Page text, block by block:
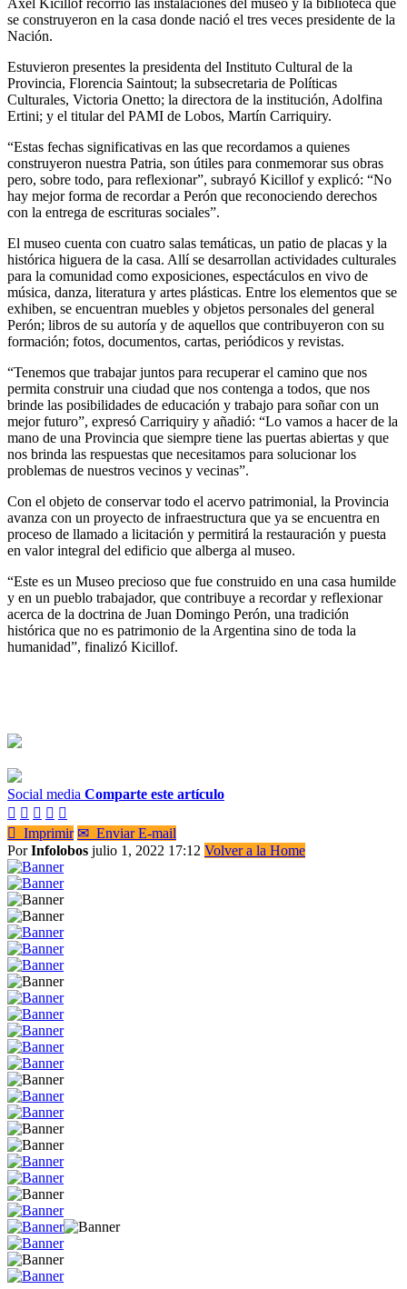
se construyeron en la casa donde nació el tres veces presidente de la
Nación.
Estuvieron presentes la presidenta del Instituto Cultural de la
Provincia, Florencia Saintout; la subsecretaria de Políticas
Culturales, Victoria Onetto; la directora de la institución, Adolfina
Ertini; y el titular del PAMI de Lobos, Martín Carriquiry.
“Estas fechas significativas en las que recordamos a quienes
construyeron nuestra Patria, son útiles para conmemorar sus obras
pero, sobre todo, para reflexionar”, subrayó Kicillof y explicó: “No
hay mejor forma de recordar a Perón que reconociendo derechos
con la entrega de escrituras sociales”.
El museo cuenta con cuatro salas temáticas, un patio de placas y la
histórica higuera de la casa. Allí se desarrollan actividades culturales
para la comunidad como exposiciones, espectáculos en vivo de
música, danza, literatura y artes plásticas. Entre los elementos que se
exhiben, se encuentran muebles y objetos personales del general
Perón; libros de su autoría y de aquellos que contribuyeron con su
formación; fotos, documentos, cartas, periódicos y revistas.
“Tenemos que trabajar juntos para recuperar el camino que nos
permita construir una ciudad que nos contenga a todos, que nos
brinde las posibilidades de educación y trabajo para soñar con un
mejor futuro”, expresó Carriquiry y añadió: “Lo vamos a hacer de la
mano de una Provincia que siempre tiene las puertas abiertas y que
nos brinda las respuestas que necesitamos para solucionar los
problemas de nuestros vecinos y vecinas”.
Con el objeto de conservar todo el acervo patrimonial, la Provincia
avanza con un proyecto de infraestructura que ya se encuentra en
proceso de llamado a licitación y permitirá la restauración y puesta
en valor integral del edificio que alberga al museo.
“Este es un Museo precioso que fue construido en una casa humilde
y en un pueblo trabajador, que contribuye a recordar y reflexionar
acerca de la doctrina de Juan Domingo Perón, una tradición
histórica que no es patrimonio de la Argentina sino de toda la
humanidad”, finalizó Kicillof.
Social media Comparte este artículo
    
 Imprimir ✉ Enviar E-mail
PorInfolobos julio 1, 2022 17:12 Volver a la Home